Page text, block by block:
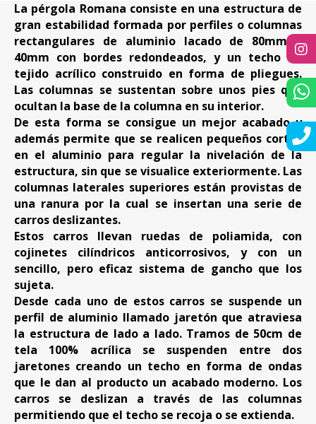
La pérgola Romana consiste en una estructura de
gran estabilidad formada por perfiles o columnas
rectangulares de aluminio lacado de 80mm x
40mm con bordes redondeados, y un techo en
tejido acrílico construido en forma de pliegues.
Las columnas se sustentan sobre unos pies que
ocultan la base de la columna en su interior.
De esta forma se consigue un mejor acabado y
además permite que se realicen pequeños cortes
en el aluminio para regular la nivelación de la
estructura, sin que se visualice exteriormente. Las
columnas laterales superiores están provistas de
una ranura por la cual se insertan una serie de
carros deslizantes.
Estos carros llevan ruedas de poliamida, con
cojinetes cilíndricos anticorrosivos, y con un
sencillo, pero eficaz sistema de gancho que los
sujeta.
Desde cada uno de estos carros se suspende un
perfil de aluminio llamado jaretón que atraviesa
la estructura de lado a lado. Tramos de 50cm de
tela 100% acrílica se suspenden entre dos
jaretones creando un techo en forma de ondas
que le dan al producto un acabado moderno. Los
carros se deslizan a través de las columnas
permitiendo que el techo se recoja o se extienda.